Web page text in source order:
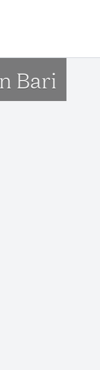
Bari